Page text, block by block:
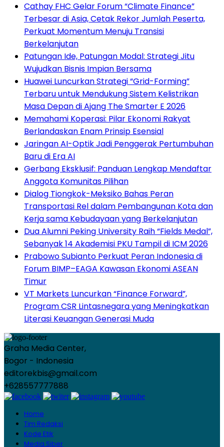
Cathay FHC Gelar Forum “Climate Finance”
Terbesar di Asia, Cetak Rekor Jumlah Peserta,
Perkuat Momentum Menuju Transisi
Berkelanjutan
Patungan Ide, Patungan Modal: Strategi Jitu
Wujudkan Bisnis Impian Bersama
Huawei Luncurkan Strategi “Grid-Forming”
Terbaru untuk Mendukung Sistem Kelistrikan
Masa Depan di Ajang The Smarter E 2026
Memahami Koperasi: Pilar Ekonomi Rakyat
Berlandaskan Enam Prinsip Esensial
Jaringan AI-Optik Jadi Penggerak Pertumbuhan
Baru di Era AI
Gerbang Eksklusif: Panduan Lengkap Mendaftar
Anggota Komunitas Pilihan
Dialog Tiongkok-Meksiko Bahas Peran
Transportasi Rel dalam Pembangunan Kota dan
Kerja sama Kebudayaan yang Berkelanjutan
Dua Alumni Peking University Raih “Fields Medal”,
Sebanyak 14 Akademisi PKU Tampil di ICM 2026
Prabowo Subianto Perkuat Peran Indonesia di
Forum BIMP–EAGA Kawasan Ekonomi ASEAN
Timur
VT Markets Luncurkan “Finance Forward”,
Program CSR Lintasnegara yang Meningkatkan
Literasi Keuangan Generasi Muda
Graha Media Center,
Bogor - Indonesia
editorekbis@gmail.com
+628557777888
Home
Tim Redaksi
Kode Etik
Media Siber